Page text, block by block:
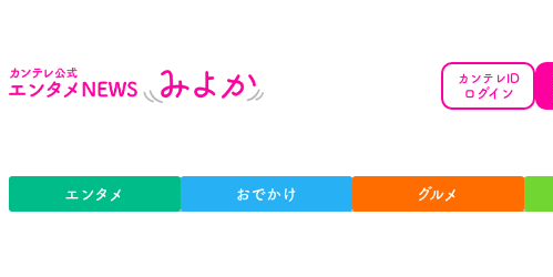
カンテレID
ログイン
エンタメ おでかけ グルメ